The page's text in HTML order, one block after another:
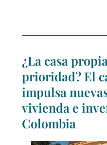
¿La casa
prioridad? El
impulsa
vivienda e
Colombia